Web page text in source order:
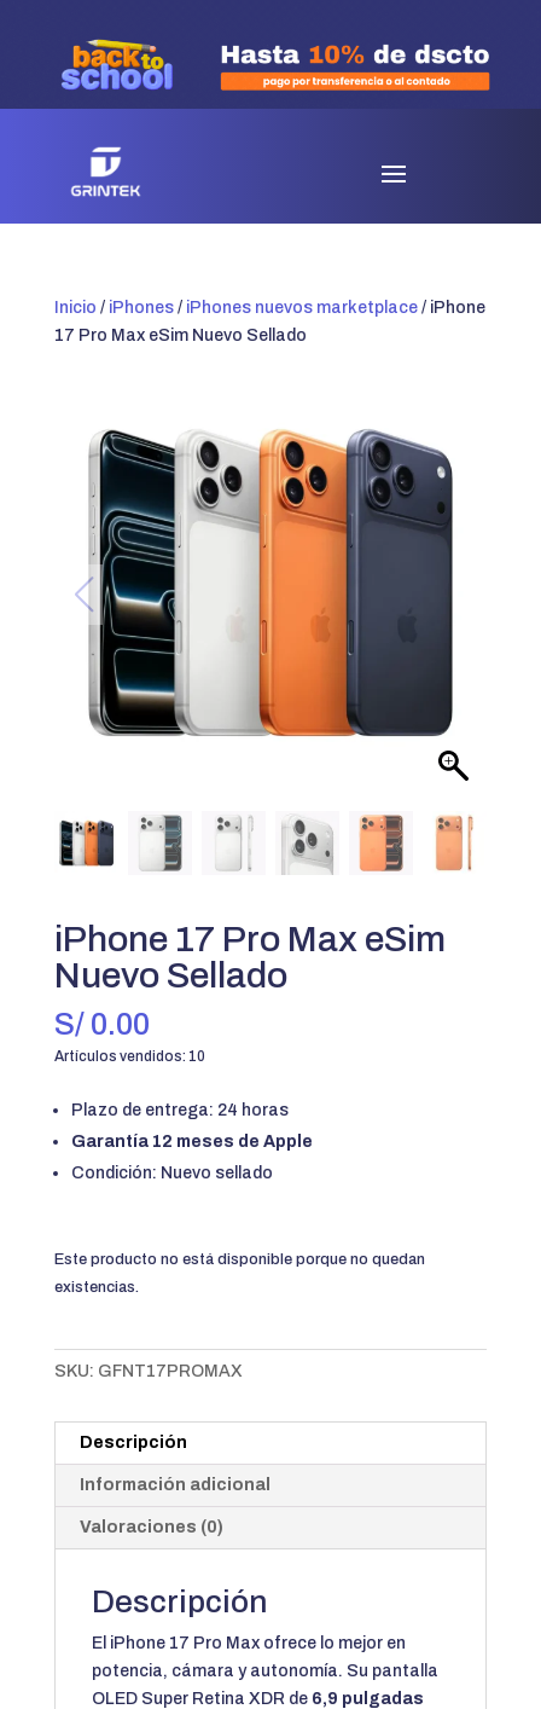
Inicio / iPhones/ iPhones nuevos marketplace/ iPhone
17 Pro Max eSim Nuevo Sellado
iPhone 17 Pro Max eSim
Nuevo Sellado
S/0.00
Artículos vendidos: 10
Plazo de entrega: 24 horas
Garantía 12 meses de Apple
Condición: Nuevo sellado
Este producto no está disponible porque no quedan
existencias.
SKU: GFNT17PROMAX
Descripción
Información adicional
Valoraciones (0)
Descripción
El iPhone 17 Pro Max ofrece lo mejor en
potencia, cámara y autonomía. Su pantalla
OLED Super Retina XDR de 6,9 pulgadas